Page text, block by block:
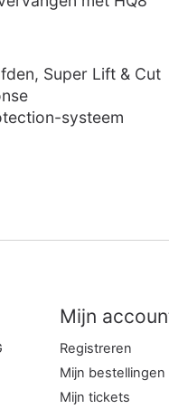
Super Lift & Cut
systeem
Mijn
Registreren
Mijn bestellingen
Mijn tickets